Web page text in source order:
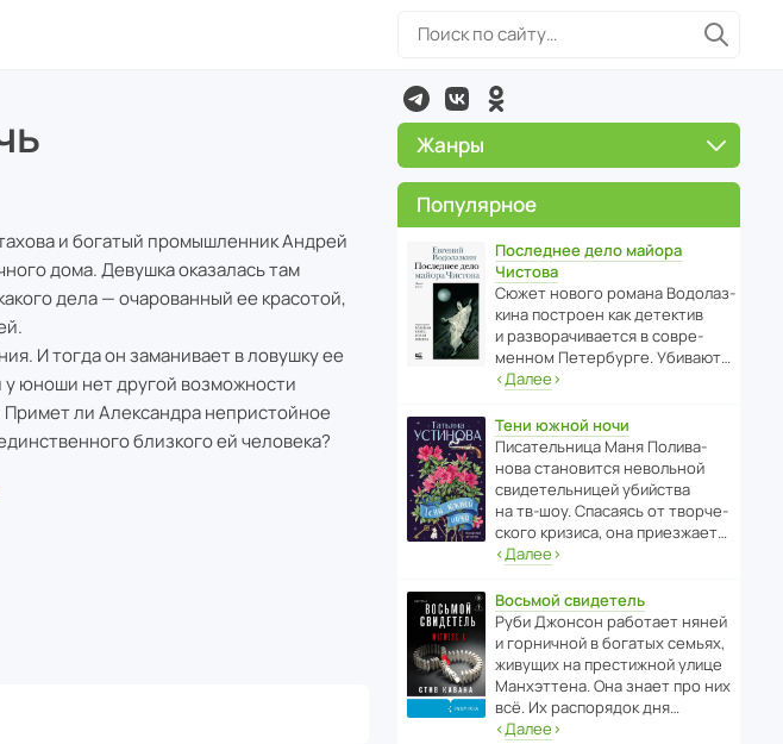
и богатый промышленник Андрей
дома. Девушка оказалась там
дела — очарованный ее красотой,
И тогда он заманивает в ловушку ее
юноши нет другой возможности
Примет ли Александра непристойное
близкого ей человека?
Жанры
Популярное
Последнее дело майора
Чистова
Сюжет нового романа Водо­ла­з­
кина пост­роен как дете­ктив
и разво­ра­чи­ва­ется в совре­
менном Пете­р­бурге. Убивают…
‹Далее›
Тени южной ночи
Писа­тель­ница Маня Поли­ва­
нова стано­вится невольной
свиде­тель­ницей убийства
на тв-шоу. Спасаясь от твор­че­
с­кого кризиса, она приезжает…
‹Далее›
Восьмой свидетель
Руби Джонсон рабо­тает няней
и горни­чной в богатых семьях,
живущих на прес­ти­жной улице
Манх­эт­тена. Она знает про них
всё. Их распо­рядок дня…
‹Далее›